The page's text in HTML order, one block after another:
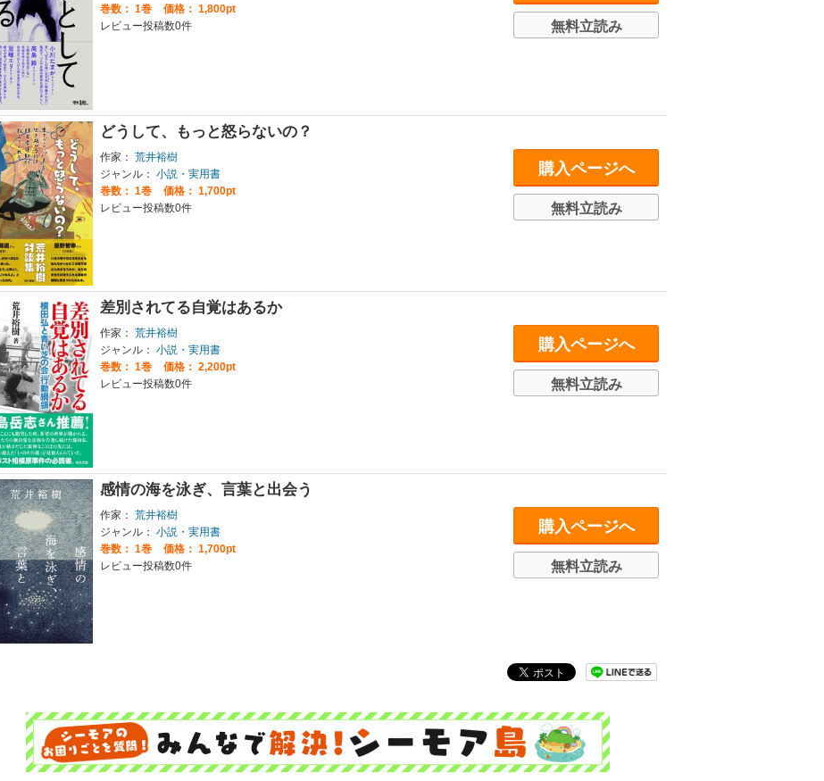
巻数： 1巻
価格： 1,800pt
レビュー投稿数0件
無料立読み
どうして、もっと怒らないの？
作家： 荒井裕樹
ジャンル： 小説・実用書
巻数： 1巻
価格： 1,700pt
レビュー投稿数0件
購入ページへ
無料立読み
差別されてる自覚はあるか
作家： 荒井裕樹
ジャンル： 小説・実用書
巻数： 1巻
価格： 2,200pt
レビュー投稿数0件
購入ページへ
無料立読み
感情の海を泳ぎ、言葉と出会う
作家： 荒井裕樹
ジャンル： 小説・実用書
巻数： 1巻
価格： 1,700pt
レビュー投稿数0件
購入ページへ
無料立読み